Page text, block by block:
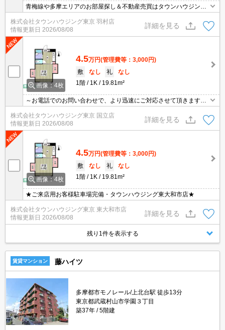
青梅線や多摩エリアのお部屋探し＆不動産売買はタウンハウジング
羽村店にお任せを！ご来店時無料駐車場ご用意あります！
株式会社タウンハウジング東京 羽村店
情報更新日 2026/08/08
詳細を見る
画像：4枚
4.5万円(管理費等：3,000円)
敷
なし 礼
なし
1階
1K 19.81m²
～お電話でのお問い合わせで、より迅速にご対応させて頂きます～
地域密着タウンハウジング【国立店】まで～
株式会社タウンハウジング東京 国立店
情報更新日 2026/08/08
詳細を見る
画像：4枚
4.5万円(管理費等：3,000円)
敷
なし 礼
なし
1階
1K 19.81m²
★ご来店用お客様駐車場完備・タウンハウジング東大和市店★
株式会社タウンハウジング東京 東大和市店
情報更新日 2026/08/08
詳細を見る
残り1件を表示する
賃貸マンション 藤ハイツ
多摩都市モノレール/上北台駅 徒歩13分
東京都武蔵村山市学園３丁目
築37年
5階建